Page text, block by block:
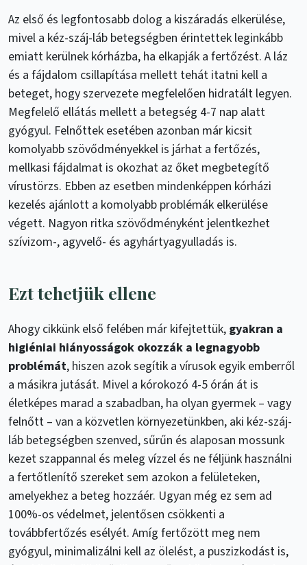
Az első és legfontosabb dolog a kiszáradás elkerülése,
mivel a kéz-száj-láb betegségben érintettek leginkább
emiatt kerülnek kórházba, ha elkapják a fertőzést. A láz
és a fájdalom csillapítása mellett tehát itatni kell a
beteget, hogy szervezete megfelelően hidratált legyen.
Megfelelő ellátás mellett a betegség 4-7 nap alatt
gyógyul. Felnőttek esetében azonban már kicsit
komolyabb szövődményekkel is járhat a fertőzés,
mellkasi fájdalmat is okozhat az őket megbetegítő
vírustörzs. Ebben az esetben mindenképpen kórházi
kezelés ajánlott a komolyabb problémák elkerülése
végett. Nagyon ritka szövődményként jelentkezhet
szívizom-, agyvelő- és agyhártyagyulladás is.
Ezt tehetjük ellene
Ahogy cikkünk első felében már kifejtettük, gyakran a
higiéniai hiányosságok okozzák a legnagyobb
problémát, hiszen azok segítik a vírusok egyik emberről
a másikra jutását. Mivel a kórokozó 4-5 órán át is
életképes marad a szabadban, ha olyan gyermek – vagy
felnőtt – van a közvetlen környezetünkben, aki kéz-száj-
láb betegségben szenved, sűrűn és alaposan mossunk
kezet szappannal és meleg vízzel és ne féljünk használni
a fertőtlenítő szereket sem azokon a felületeken,
amelyekhez a beteg hozzáér. Ugyan még ez sem ad
100%-os védelmet, jelentősen csökkenti a
továbbfertőzés esélyét. Amíg fertőzött meg nem
gyógyul, minimalizálni kell az ölelést, a puszizkodást is,